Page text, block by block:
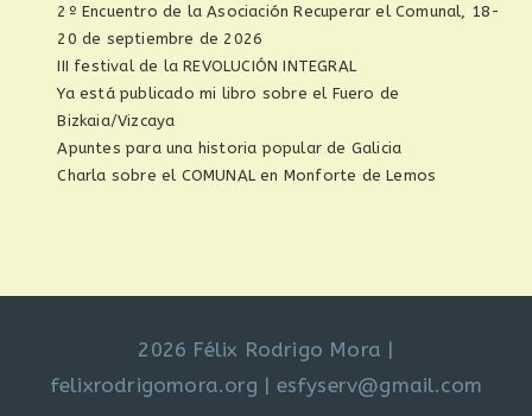
2º Encuentro de la Asociación Recuperar el Comunal, 18-
20 de septiembre de 2026
III festival de la REVOLUCIÓN INTEGRAL
Ya está publicado mi libro sobre el Fuero de
Bizkaia/Vizcaya
Apuntes para una historia popular de Galicia
Charla sobre el COMUNAL en Monforte de Lemos
2026 Félix Rodrigo Mora |
felixrodrigomora.org | esfyserv@gmail.com